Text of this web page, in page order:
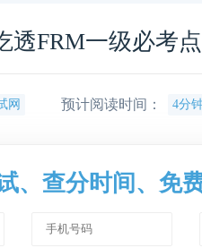
透FRM一级必考点
网 预计阅读时间： 4分
、查分时间、免